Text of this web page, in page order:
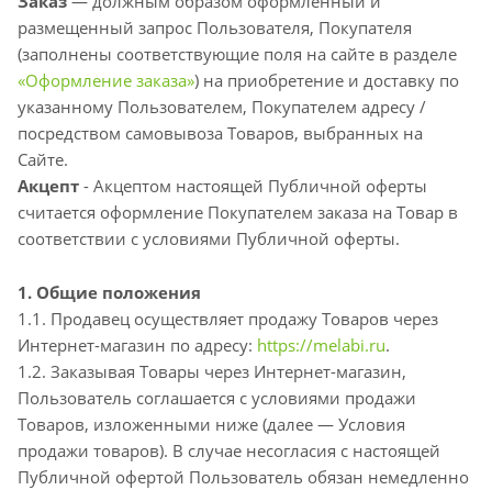
размещенный запрос Пользователя, Покупателя
(заполнены соответствующие поля на сайте в разделе
«Оформление заказа») на приобретение и доставку по
указанному Пользователем, Покупателем адресу /
посредством самовывоза Товаров, выбранных на
Сайте.
Акцепт - Акцептом настоящей Публичной оферты
считается оформление Покупателем заказа на Товар в
соответствии с условиями Публичной оферты.
1. Общие положения
1.1. Продавец осуществляет продажу Товаров через
Интернет-магазин по адресу: https://melabi.ru.
1.2. Заказывая Товары через Интернет-магазин,
Пользователь соглашается с условиями продажи
Товаров, изложенными ниже (далее — Условия
продажи товаров). В случае несогласия с настоящей
Публичной офертой Пользователь обязан немедленно